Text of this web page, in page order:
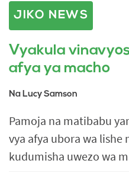
JIKO NEWS
Vyakula
afya ya macho
Na Lucy Samson
Pamoja na matibabu
vya afya ubora wa
kudumisha uwezo wa